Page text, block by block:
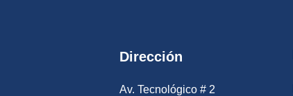
Dirección
Av. Tecnológico # 2